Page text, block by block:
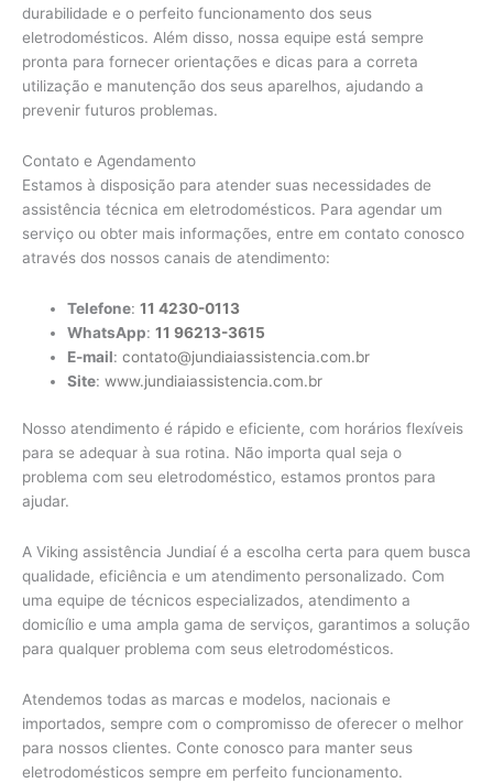
durabilidade e o perfeito funcionamento dos seus
eletrodomésticos. Além disso, nossa equipe está sempre
pronta para fornecer orientações e dicas para a correta
utilização e manutenção dos seus aparelhos, ajudando a
prevenir futuros problemas.
Contato e Agendamento
Estamos à disposição para atender suas necessidades de
assistência técnica em eletrodomésticos. Para agendar um
serviço ou obter mais informações, entre em contato conosco
através dos nossos canais de atendimento:
Telefone:11 4230-0113
WhatsApp:11 96213-3615
E-mail:contato@jundiaiassistencia.com.br
Site:www.jundiaiassistencia.com.br
Nosso atendimento é rápido e eficiente, com horários flexíveis
para se adequar à sua rotina. Não importa qual seja o
problema com seu eletrodoméstico, estamos prontos para
ajudar.
A Viking assistência Jundiaí é a escolha certa para quem busca
qualidade, eficiência e um atendimento personalizado. Com
uma equipe de técnicos especializados, atendimento a
domicílio e uma ampla gama de serviços, garantimos a solução
para qualquer problema com seus eletrodomésticos.
Atendemos todas as marcas e modelos, nacionais e
importados, sempre com o compromisso de oferecer o melhor
para nossos clientes. Conte conosco para manter seus
eletrodomésticos sempre em perfeito funcionamento.